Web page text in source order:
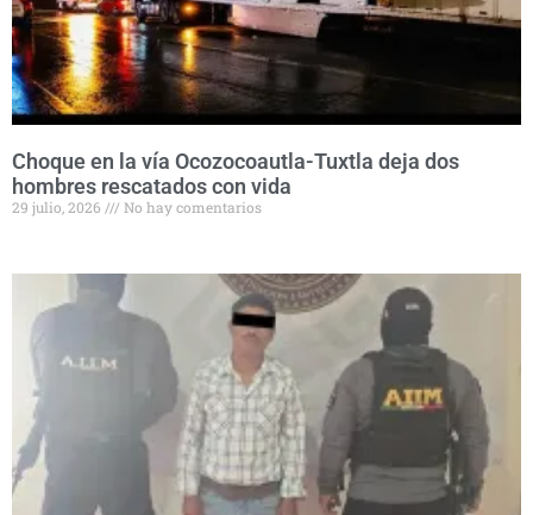
Choque en la vía Ocozocoautla-Tuxtla deja dos
hombres rescatados con vida
29 julio, 2026 No hay comentarios